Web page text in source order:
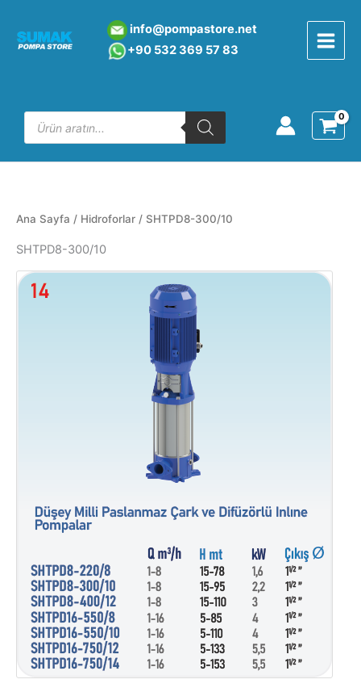
info@pompastore.net
+90 532 369 57 83
search
Ana Sayfa / Hidroforlar / SHTPD8-300/10
SHTPD8-300/10